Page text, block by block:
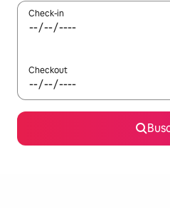
Check-in
Checkout